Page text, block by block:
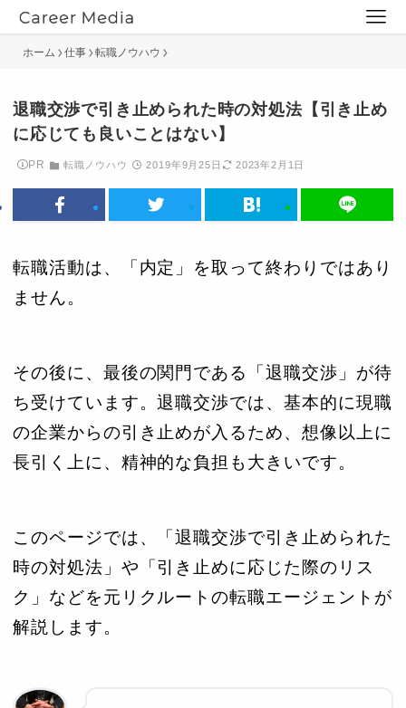
ホーム 仕事 転職ノウハウ
退職交渉で引き止められた時の対処法【引き止め
に応じても良いことはない】
PR 転職ノウハウ 2019年9月25日 2023年2月1日
転職活動は、「内定」を取って終わりではあり
ません。
その後に、最後の関門である「退職交渉」が待
ち受けています。退職交渉では、基本的に現職
の企業からの引き止めが入るため、想像以上に
長引く上に、精神的な負担も大きいです。
このページでは、「退職交渉で引き止められた
時の対処法」や「引き止めに応じた際のリス
ク」などを元リクルートの転職エージェントが
解説します。